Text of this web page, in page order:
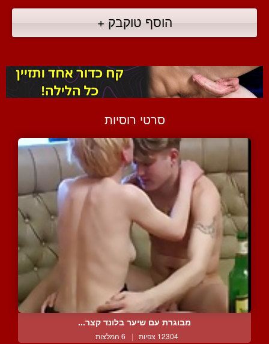
הוסף טוקבק +
סרטי רוסיות
מבוגרת עם שיער בלונד קצר...
12304 צפיות | 6 המלצות